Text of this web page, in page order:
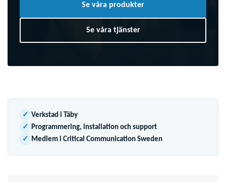
Se våra produkter
Se våra tjänster
✓ Verkstad i Täby
✓
Programmering, installation och support
✓
Medlem i Critical Communication Sweden